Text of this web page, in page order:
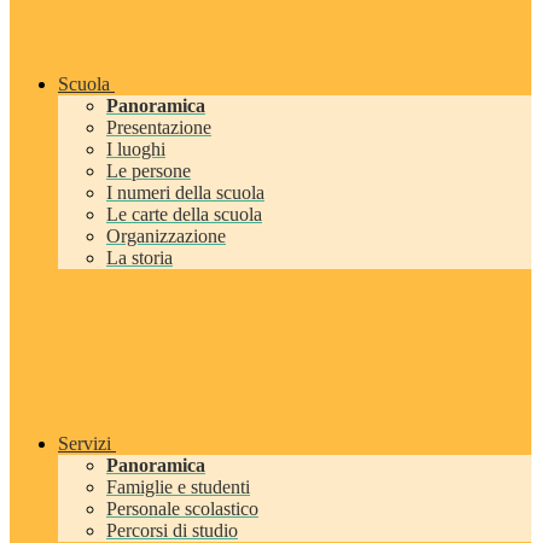
Scuola
Panoramica
Presentazione
I luoghi
Le persone
I numeri della scuola
Le carte della scuola
Organizzazione
La storia
Servizi
Panoramica
Famiglie e studenti
Personale scolastico
Percorsi di studio